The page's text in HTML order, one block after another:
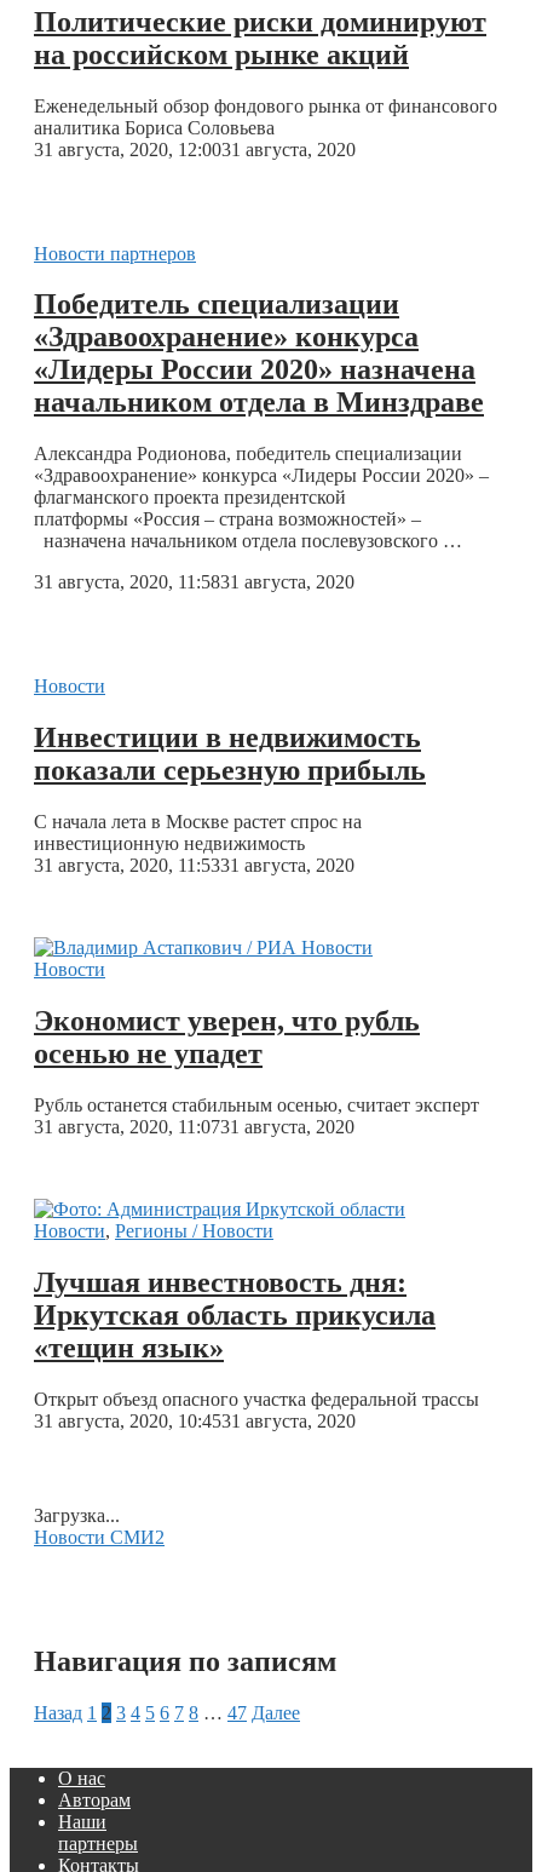
Политические риски доминируют
на российском рынке акций
Еженедельный обзор фондового рынка от финансового
аналитика Бориса Соловьева
31 августа, 2020, 12:0031 августа, 2020
Новости партнеров
Победитель специализации
«Здравоохранение» конкурса
«Лидеры России 2020» назначена
начальником отдела в Минздраве
Александра Родионова, победитель специализации
«Здравоохранение» конкурса «Лидеры России 2020» –
флагманского проекта президентской
платформы «Россия – страна возможностей» –
назначена начальником отдела послевузовского …
31 августа, 2020, 11:5831 августа, 2020
Новости
Инвестиции в недвижимость
показали серьезную прибыль
С начала лета в Москве растет спрос на
инвестиционную недвижимость
31 августа, 2020, 11:5331 августа, 2020
Новости
Экономист уверен, что рубль
осенью не упадет
Рубль останется стабильным осенью, считает эксперт
31 августа, 2020, 11:0731 августа, 2020
Новости, Регионы / Новости
Лучшая инвестновость дня:
Иркутская область прикусила
«тещин язык»
Открыт объезд опасного участка федеральной трассы
31 августа, 2020, 10:4531 августа, 2020
Загрузка...
Новости СМИ2
Навигация по записям
Назад 1 2 3 4 5 6 7 8 … 47 Далее
О нас
Авторам
Наши
партнеры
Контакты